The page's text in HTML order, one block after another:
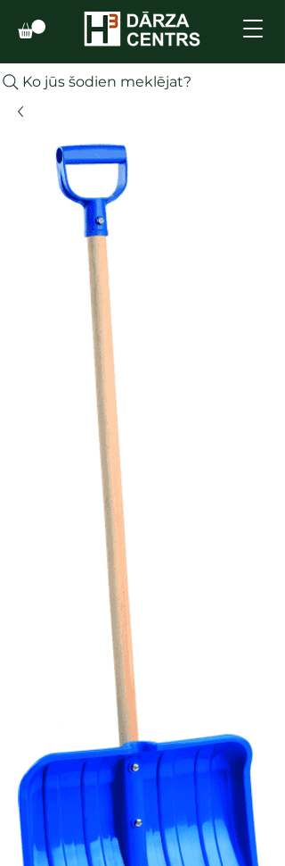
Ko jūs šodien meklējat?